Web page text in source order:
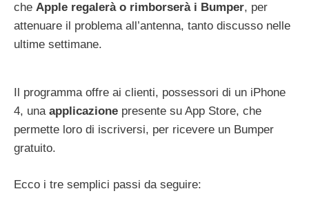
che Apple regalerà o rimborserà i Bumper, per
attenuare il problema all’antenna, tanto discusso nelle
ultime settimane.
Il programma offre ai clienti, possessori di un iPhone
4, una applicazione presente su App Store, che
permette loro di iscriversi, per ricevere un Bumper
gratuito.
Ecco i tre semplici passi da seguire: